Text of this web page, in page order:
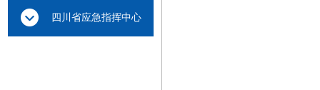
云中心 四川省应急指挥中心